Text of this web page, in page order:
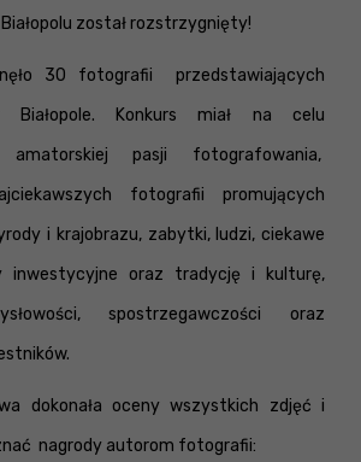
został rozstrzygnięty!
30 fotografii przedstawiających
Konkurs miał na celu
amatorskiej pasji fotografowania,
fotografii promujących
i krajobrazu, zabytki, ludzi, ciekawe
inwestycyjne oraz tradycję i kulturę,
spostrzegawczości oraz
dokonała oceny wszystkich zdjęć i
nagrody autorom fotografii: